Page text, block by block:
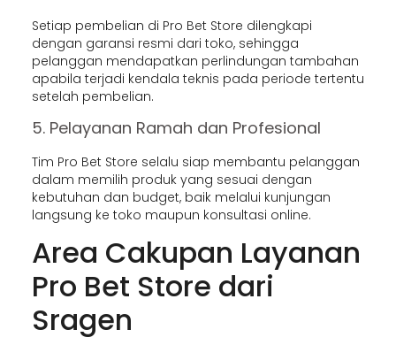
Setiap pembelian di Pro Bet Store dilengkapi
dengan garansi resmi dari toko, sehingga
pelanggan mendapatkan perlindungan tambahan
apabila terjadi kendala teknis pada periode tertentu
setelah pembelian.
5. Pelayanan Ramah dan Profesional
Tim Pro Bet Store selalu siap membantu pelanggan
dalam memilih produk yang sesuai dengan
kebutuhan dan budget, baik melalui kunjungan
langsung ke toko maupun konsultasi online.
Area Cakupan Layanan
Pro Bet Store dari
Sragen